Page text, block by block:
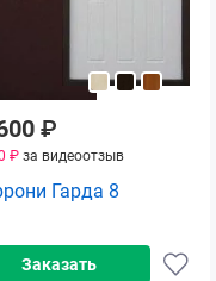
₽
₽ за видеоотзыв
Гарда 8
Заказать